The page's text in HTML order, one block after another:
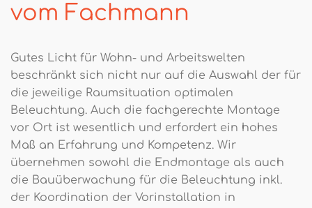
vom Fachmann
Gutes Licht für Wohn- und Arbeitswelten
beschränkt sich nicht nur auf die Auswahl der für
die jeweilige Raumsituation optimalen
Beleuchtung. Auch die fachgerechte Montage
vor Ort ist wesentlich und erfordert ein hohes
Maß an Erfahrung und Kompetenz. Wir
übernehmen sowohl die Endmontage als auch
die Bauüberwachung für die Beleuchtung inkl.
der Koordination der Vorinstallation in